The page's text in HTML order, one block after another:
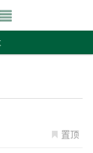
向自
置顶